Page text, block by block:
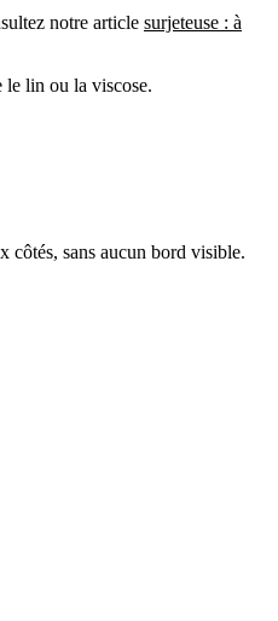
notre article surjeteuse : à
le lin ou la viscose.
côtés, sans aucun bord visible.